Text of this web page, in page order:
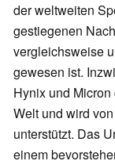
der weltweiten
gestiegenen
vergleichsweise
gewesen ist.
Hynix und
Welt und wird
unterstützt. Das
einem